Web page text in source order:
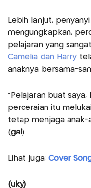
Lebih lanjut,
mengungkapkan,
pelajaran yang
Camelia dan Harry
anaknya bersama-
"Pelajaran buat
perceraian itu
tetap menjaga anak-
(gal )
Lihat juga: Cover
(uky)